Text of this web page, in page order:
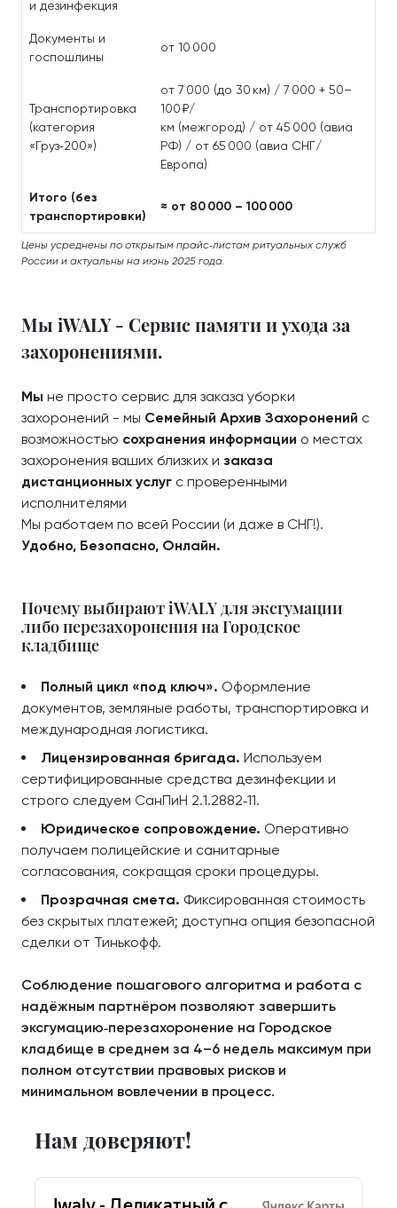
и дезинфекция
Документы и
госпошлины
от 10 000
Транспортировка
(категория
«Груз‑200»)
от 7 000 (до 30 км) / 7 000 + 50–
100 ₽/
км (межгород) / от 45 000 (авиа
РФ) / от 65 000 (авиа СНГ/
Европа)
Итого (без
транспортировки)
≈ от 80 000 – 100 000
Цены усреднены по открытым прайс‑листам ритуальных служб
России и актуальны на июнь 2025 года.
Мы iWALY - Сервис памяти и ухода за
захоронениями.
Мы не просто сервис для заказа уборки
захоронений - мы Семейный Архив Захоронений с
возможностью сохранения информации о местах
захоронения ваших близких и заказа
дистанционных услуг с проверенными
исполнителями
Мы работаем по всей России (и даже в СНГ!).
Удобно, Безопасно, Онлайн.
Почему выбирают iWALY для эксгумации
либо перезахоронения на Городское
кладбище
Полный цикл «под ключ». Оформление
документов, земляные работы, транспортировка и
международная логистика.
Лицензированная бригада. Используем
сертифицированные средства дезинфекции и
строго следуем СанПиН 2.1.2882‑11.
Юридическое сопровождение. Оперативно
получаем полицейские и санитарные
согласования, сокращая сроки процедуры.
Прозрачная смета. Фиксированная стоимость
без скрытых платежей; доступна опция безопасной
сделки от Тинькофф.
Соблюдение пошагового алгоритма и работа с
надёжным партнёром позволяют завершить
эксгумацию‑перезахоронение на Городское
кладбище в среднем за 4–6 недель максимум при
полном отсутствии правовых рисков и
минимальном вовлечении в процесс.
Нам доверяют!